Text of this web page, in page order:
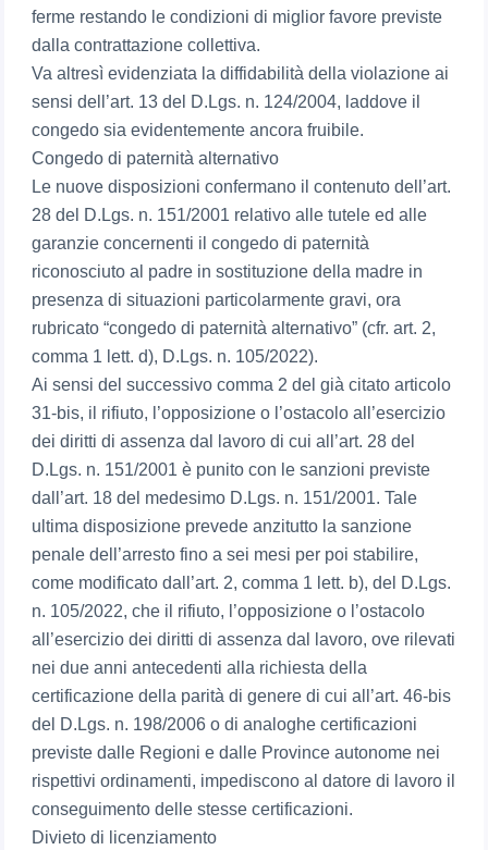
ferme restando le condizioni di miglior favore previste
dalla contrattazione collettiva.
Va altresì evidenziata la diffidabilità della violazione ai
sensi dell’art. 13 del D.Lgs. n. 124/2004, laddove il
congedo sia evidentemente ancora fruibile.
Congedo di paternità alternativo
Le nuove disposizioni confermano il contenuto dell’art.
28 del D.Lgs. n. 151/2001 relativo alle tutele ed alle
garanzie concernenti il congedo di paternità
riconosciuto al padre in sostituzione della madre in
presenza di situazioni particolarmente gravi, ora
rubricato “congedo di paternità alternativo” (cfr. art. 2,
comma 1 lett. d), D.Lgs. n. 105/2022).
Ai sensi del successivo comma 2 del già citato articolo
31-bis, il rifiuto, l’opposizione o l’ostacolo all’esercizio
dei diritti di assenza dal lavoro di cui all’art. 28 del
D.Lgs. n. 151/2001 è punito con le sanzioni previste
dall’art. 18 del medesimo D.Lgs. n. 151/2001. Tale
ultima disposizione prevede anzitutto la sanzione
penale dell’arresto fino a sei mesi per poi stabilire,
come modificato dall’art. 2, comma 1 lett. b), del D.Lgs.
n. 105/2022, che il rifiuto, l’opposizione o l’ostacolo
all’esercizio dei diritti di assenza dal lavoro, ove rilevati
nei due anni antecedenti alla richiesta della
certificazione della parità di genere di cui all’art. 46-bis
del D.Lgs. n. 198/2006 o di analoghe certificazioni
previste dalle Regioni e dalle Province autonome nei
rispettivi ordinamenti, impediscono al datore di lavoro il
conseguimento delle stesse certificazioni.
Divieto di licenziamento